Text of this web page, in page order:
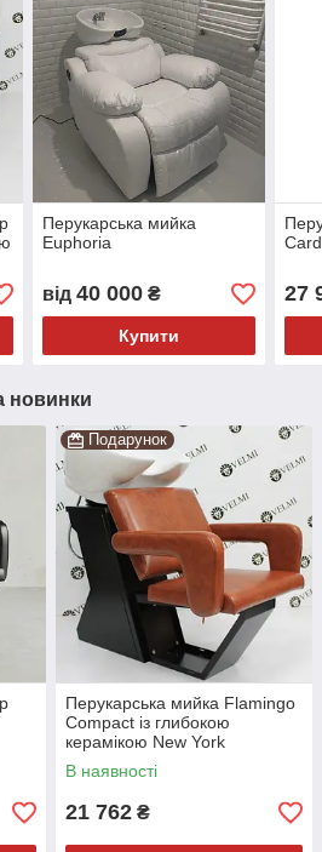
Перукарська мийка
Euphoria
від 40 000₴
Купити
27
новинки
Подарунок
Перукарська мийка Flamingo
Compact із глибокою
керамікою New York
В наявності
21 762 ₴